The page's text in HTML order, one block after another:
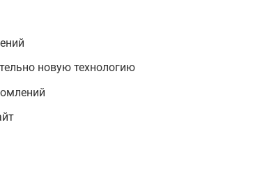
новую технологию